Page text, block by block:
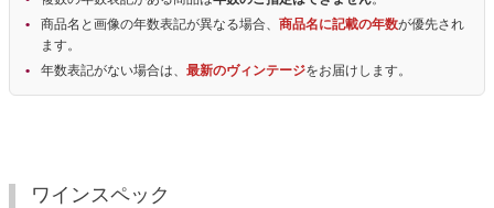
商品名と画像の年数表記が異なる場合、 商品名に記載の年数が優先され
ます。
年数表記がない場合は、 最新のヴィンテージをお届けします。
ワインスペック